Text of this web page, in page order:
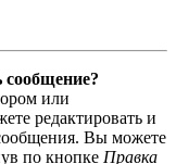
сообщение?
или
редактировать и
Вы можете
по кнопке Правка